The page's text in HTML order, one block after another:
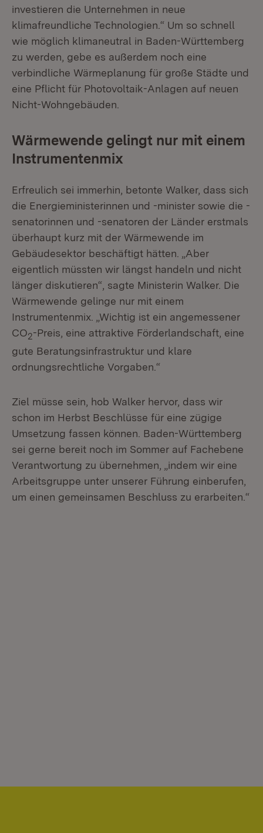
investieren die Unternehmen in neue
klimafreundliche Technologien.“ Um so schnell
wie möglich klimaneutral in Baden-Württemberg
zu werden, gebe es außerdem noch eine
verbindliche Wärmeplanung für große Städte und
eine Pflicht für Photovoltaik-Anlagen auf neuen
Nicht-Wohngebäuden.
Wärmewende gelingt nur mit einem
Instrumentenmix
Erfreulich sei immerhin, betonte Walker, dass sich
die Energieministerinnen und -minister sowie die -
senatorinnen und -senatoren der Länder erstmals
überhaupt kurz mit der Wärmewende im
Gebäudesektor beschäftigt hätten. „Aber
eigentlich müssten wir längst handeln und nicht
länger diskutieren“, sagte Ministerin Walker. Die
Wärmewende gelinge nur mit einem
Instrumentenmix. „Wichtig ist ein angemessener
CO2-Preis, eine attraktive Förderlandschaft, eine
gute Beratungsinfrastruktur und klare
ordnungsrechtliche Vorgaben.“
Ziel müsse sein, hob Walker hervor, dass wir
schon im Herbst Beschlüsse für eine zügige
Umsetzung fassen können. Baden-Württemberg
sei gerne bereit noch im Sommer auf Fachebene
Verantwortung zu übernehmen, „indem wir eine
Arbeitsgruppe unter unserer Führung einberufen,
um einen gemeinsamen Beschluss zu erarbeiten.“